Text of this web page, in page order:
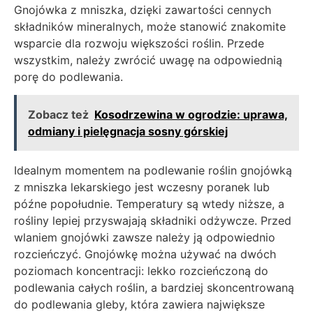
Gnojówka z mniszka, dzięki zawartości cennych
składników mineralnych, może stanowić znakomite
wsparcie dla rozwoju większości roślin. Przede
wszystkim, należy zwrócić uwagę na odpowiednią
porę do podlewania.
Zobacz też Kosodrzewina w ogrodzie: uprawa,
odmiany i pielęgnacja sosny górskiej
Idealnym momentem na podlewanie roślin gnojówką
z mniszka lekarskiego jest wczesny poranek lub
późne popołudnie. Temperatury są wtedy niższe, a
rośliny lepiej przyswajają składniki odżywcze. Przed
wlaniem gnojówki zawsze należy ją odpowiednio
rozcieńczyć. Gnojówkę można używać na dwóch
poziomach koncentracji: lekko rozcieńczoną do
podlewania całych roślin, a bardziej skoncentrowaną
do podlewania gleby, która zawiera największe